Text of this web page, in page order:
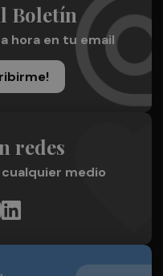
Boletín
hora en tu email
redes
medio